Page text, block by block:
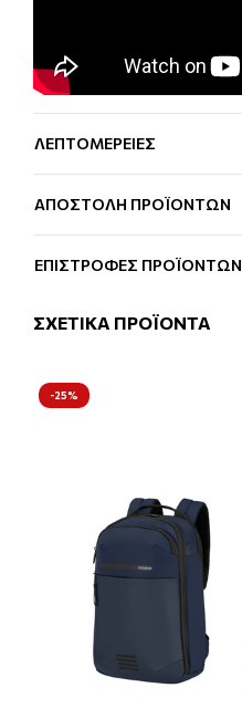
ΛΕΠΤΟΜΕΡΕΙΕΣ
ΑΠΟΣΤΟΛΗ ΠΡΟΪΟΝΤΩΝ
ΕΠΙΣΤΡΟΦΕΣ ΠΡΟΪΟΝΤΩΝ
ΣΧΕΤΙΚΑ ΠΡΟΪΟΝΤΑ
-25%